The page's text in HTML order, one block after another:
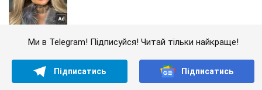
Ми в Telegram! Підписуйся! Читай тільки найкраще!
Підписатись Підписатись